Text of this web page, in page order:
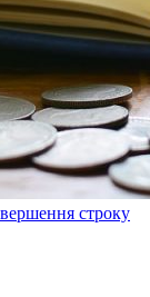
строку